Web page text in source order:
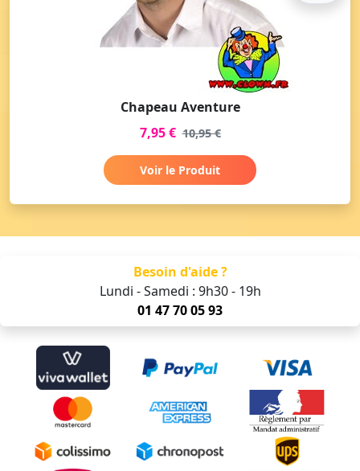
Chapeau Aventure
7,95 € 10,95 €
Voir le Produit
Besoin d'aide ?
Lundi - Samedi : 9h30 - 19h
01 47 70 05 93